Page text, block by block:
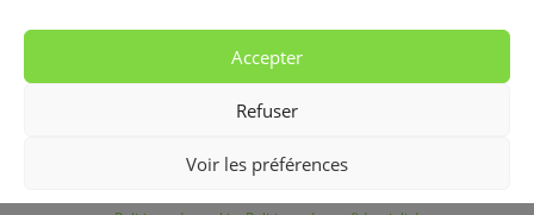
Accepter
Refuser
Voir les préférences
info@autartica.be